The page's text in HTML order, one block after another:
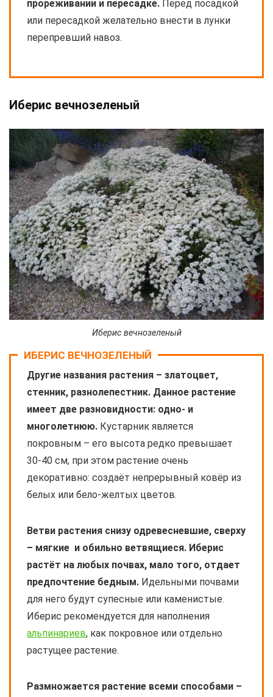
прореживании и пересадке. Перед посадкой
или пересадкой желательно внести в лунки
перепревший навоз.
Иберис вечнозеленый
Иберис вечнозеленый
ИБЕРИС ВЕЧНОЗЕЛЕНЫЙ
Другие названия растения – златоцвет,
стенник, разнолепестник. Данное растение
имеет две разновидности: одно- и
многолетнюю. Кустарник является
покровным – его высота редко превышает
30-40 см, при этом растение очень
декоративно: создаёт непрерывный ковёр из
белых или бело-желтых цветов.
Ветви растения снизу одревесневшие, сверху
– мягкие и обильно ветвящиеся. Иберис
растёт на любых почвах, мало того, отдает
предпочтение бедным. Идельными почвами
для него будут супесные или каменистые.
Иберис рекомендуется для наполнения
альпинариев, как покровное или отдельно
растущее растение.
Размножается растение всеми способами –